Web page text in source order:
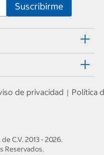
de privacidad | Política
C.V. 2013 - 2026.
Reservados.